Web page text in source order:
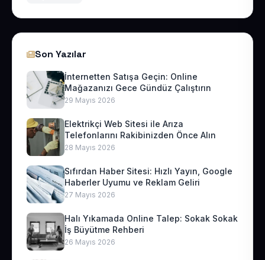
Son Yazılar
İnternetten Satışa Geçin: Online
Mağazanızı Gece Gündüz Çalıştırın
29 Mayıs 2026
Elektrikçi Web Sitesi ile Arıza
Telefonlarını Rakibinizden Önce Alın
28 Mayıs 2026
Sıfırdan Haber Sitesi: Hızlı Yayın, Google
Haberler Uyumu ve Reklam Geliri
27 Mayıs 2026
Halı Yıkamada Online Talep: Sokak Sokak
İş Büyütme Rehberi
26 Mayıs 2026